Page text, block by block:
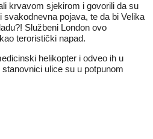
krvavom sjekirom i govorili da su
pojava, te da bi Velika
Službeni London ovo
teroristički napad.
helikopter i odveo ih u
ulice su u potpunom